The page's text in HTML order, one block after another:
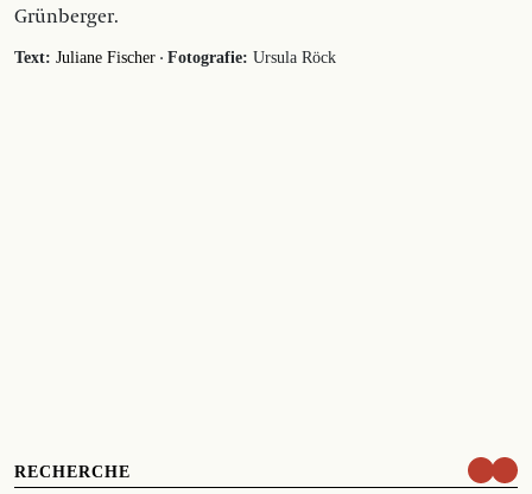
Grünberger.
Text: Juliane Fischer · Fotografie: Ursula Röck
RECHERCHE